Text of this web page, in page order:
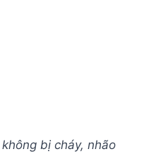
bị cháy, nhão